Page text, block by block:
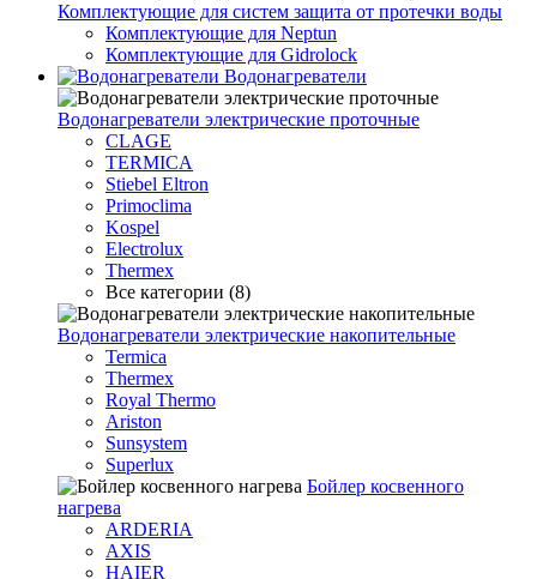
Комплектующие для систем защита от протечки воды
Комплектующие для Neptun
Комплектующие для Gidrolock
Водонагреватели
Водонагреватeли электрические проточные
CLAGE
TERMICA
Stiebel Eltron
Primoclima
Kospel
Electrolux
Thermex
Все категории (8)
Водонагреватели электрические накопительные
Termica
Thermex
Royal Thermo
Ariston
Sunsystem
Superlux
Бойлер косвенного
нагрева
ARDERIA
AXIS
HAIER